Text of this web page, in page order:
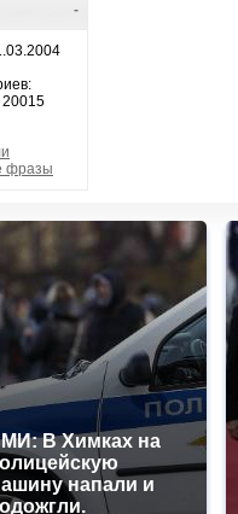
-
20015
фразы
В Химках на
напали и